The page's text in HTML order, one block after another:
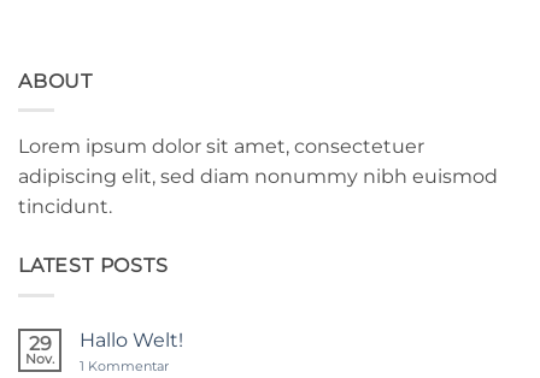
ABOUT
Lorem ipsum dolor sit amet, consectetuer
adipiscing elit, sed diam nonummy nibh euismod
tincidunt.
LATEST POSTS
29
Nov.
Hallo Welt!
1 Kommentarzu